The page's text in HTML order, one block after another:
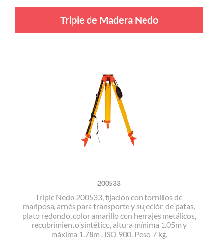
Tripie de Madera Nedo
200533
Tripie Nedo 200533, fijación con tornillos de
mariposa, arnés para transporte y sujeción de patas,
plato redondo, color amarillo con herrajes metálicos,
recubrimiento sintético, altura mínima 1.05m y
máxima 1.78m . ISO 900. Peso 7 kg.